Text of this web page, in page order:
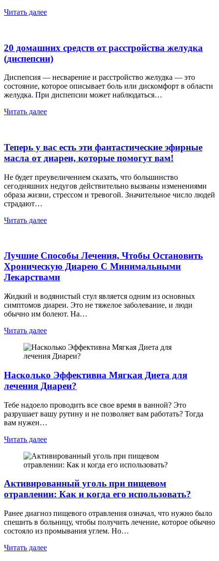
Читать далее
20 домашних средств от расстройства желудка
(диспепсии)
Диспепсия — несварение и расстройство желудка — это
состояние, которое описывает боль или дискомфорт в области
желудка. При диспепсии может наблюдаться…
Читать далее
Теперь у вас есть эти фантастические эфирные
масла от диареи, которые помогут вам!
Не будет преувеличением сказать, что большинство
сегодняшних недугов действительно вызваны изменениями
образа жизни, стрессом и тревогой. Значительное число людей
страдают…
Читать далее
Лучшие Способы Лечения, Чтобы Остановить
Хроническую Диарею С Минимальными
Лекарствами
Жидкий и водянистый стул является одним из основных
симптомов диареи. Это не тяжелое заболевание, и люди
обычно им болеют. На…
Читать далее
Насколько Эффективна Мягкая Диета для
лечения Диареи?
Тебе надоело проводить все свое время в ванной? Это
разрушает вашу рутину и не позволяет вам работать? Тогда
вам нужен…
Читать далее
Активированный уголь при пищевом
отравлении: Как и когда его использовать?
Ранее диагноз пищевого отравления означал, что нужно было
спешить в больницу, чтобы получить лечение, которое обычно
состояло из промывания углем. Но…
Читать далее